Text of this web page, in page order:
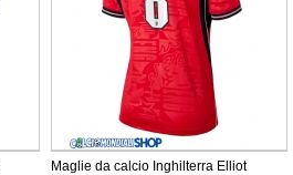
Maglie da calcio Inghilterra Elliot